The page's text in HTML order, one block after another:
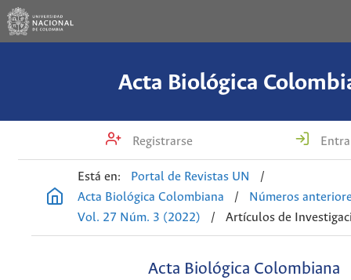
Acta Biológica
Registrarse
Está en: Portal de Revistas UN
/
Acta Biológica Colombiana
/
Números
Vol. 27 Núm. 3 (2022)
/ Artículos de
Acta Biológica Colombiana